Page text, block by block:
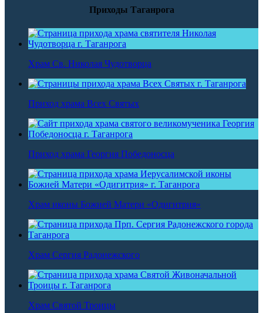
Приходы Таганрога
Храм Св. Николая Чудотворца
Приход храма Всех Святых
Приход храма Георгия Победоносца
Храм иконы Божией Матери «Одигитрия»
Храм Сергия Радонежского
Храм Святой Троицы